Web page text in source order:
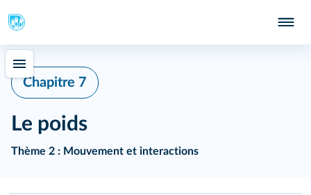
Chapitre 7
Le poids
Thème 2 : Mouvement et interactions